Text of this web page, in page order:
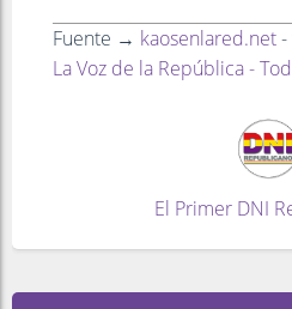
Fuente → kaosenlared.net-
La Voz de la República -
El Primer DNI